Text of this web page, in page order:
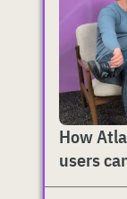
How
users